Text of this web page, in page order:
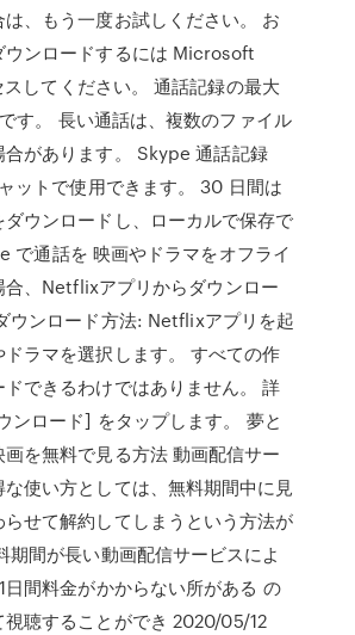
、もう一度お試しください。 お
ウンロードするには Microsoft
してください。 通話記録の最大
す。 長い通話は、複数のファイル
合があります。 Skype 通話記録
ットで使用できます。 30 日間は
ウンロードし、ローカルで保存で
で通話を 映画やドラマをオフライ
合、Netflixアプリからダウンロー
ウンロード方法: Netflixアプリを起
ラマを選択します。 すべての作
できるわけではありません。 詳
ンロード] をタップします。 夢と
を無料で見る方法 動画配信サー
使い方としては、無料期間中に見
せて解約してしまうという方法が
期間が長い動画配信サービスによ
日間料金がかからない所がある の
視聴することができ 2020/05/12